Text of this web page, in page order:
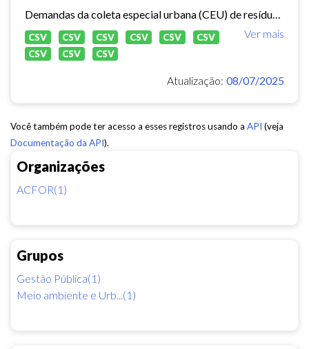
Organizações
ACFOR(1)
Grupos
Gestão Pública(1)
Meio ambiente e Urb...(1)
Ver mais
CSV CSV CSV CSV CSV
CSV
CSV
CSV CSV
Atualização: 08/07/2025
Você também pode ter acesso a esses registros usando a API (veja
Documentação da API).